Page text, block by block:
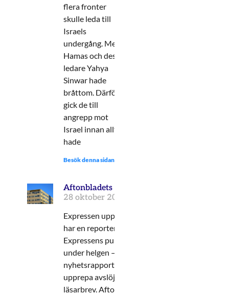
flera fronter
skulle leda till
Israels
undergång. Men
Hamas och dess
ledare Yahya
Sinwar hade
bråttom. Därför
gick de till
angrepp mot
Israel innan allt
hade
Besök denna sidan:
Aftonbladets terrorhyllande Gazareporter
28 oktober 2025
Expressen uppmärksammade i dagarna att
har en reporter i Gaza som hyllar terror.
Expressens publicering, med efterföljande
under helgen – då färre läsare följer
nyhetsrapporteringen – kan det vara värt att
upprepa avslöjandets huvudpunkter. Vi
läsarbrev. Aftonbladets frilansreporter i Gaza,